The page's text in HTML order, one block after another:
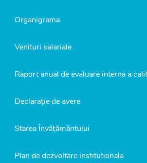
Organigrama
Venituri salariale
Raport anual de evaluare interna a
Declarație de avere
Starea Învățământului
Plan de dezvoltare institutionala